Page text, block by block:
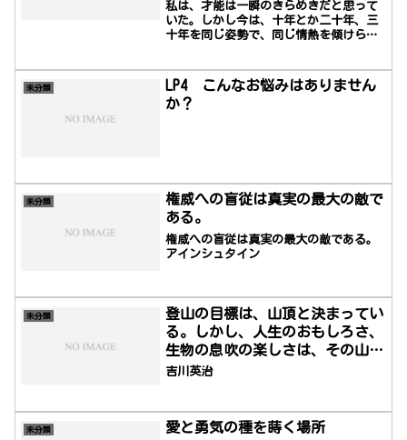
だと思っている。
私は、才能は一瞬のきらめきだと思って
いた。しかし今は、十年とか二十年、三
十年を同じ姿勢で、同じ情熱を傾けられ
未分類
LP4 こんなお悩みはありません
か？
未分類
権威への盲従は真実の最大の敵で
ある。
権威への盲従は真実の最大の敵である。
アインシュタイン
未分類
登山の目標は、山頂と決まってい
る。しかし、人生のおもしろさ、
生物の息吹の楽しさは、その山頂
にはなく、却って、逆境の山の中
吉川英治
未分類 愛と勇気の種を蒔く場所